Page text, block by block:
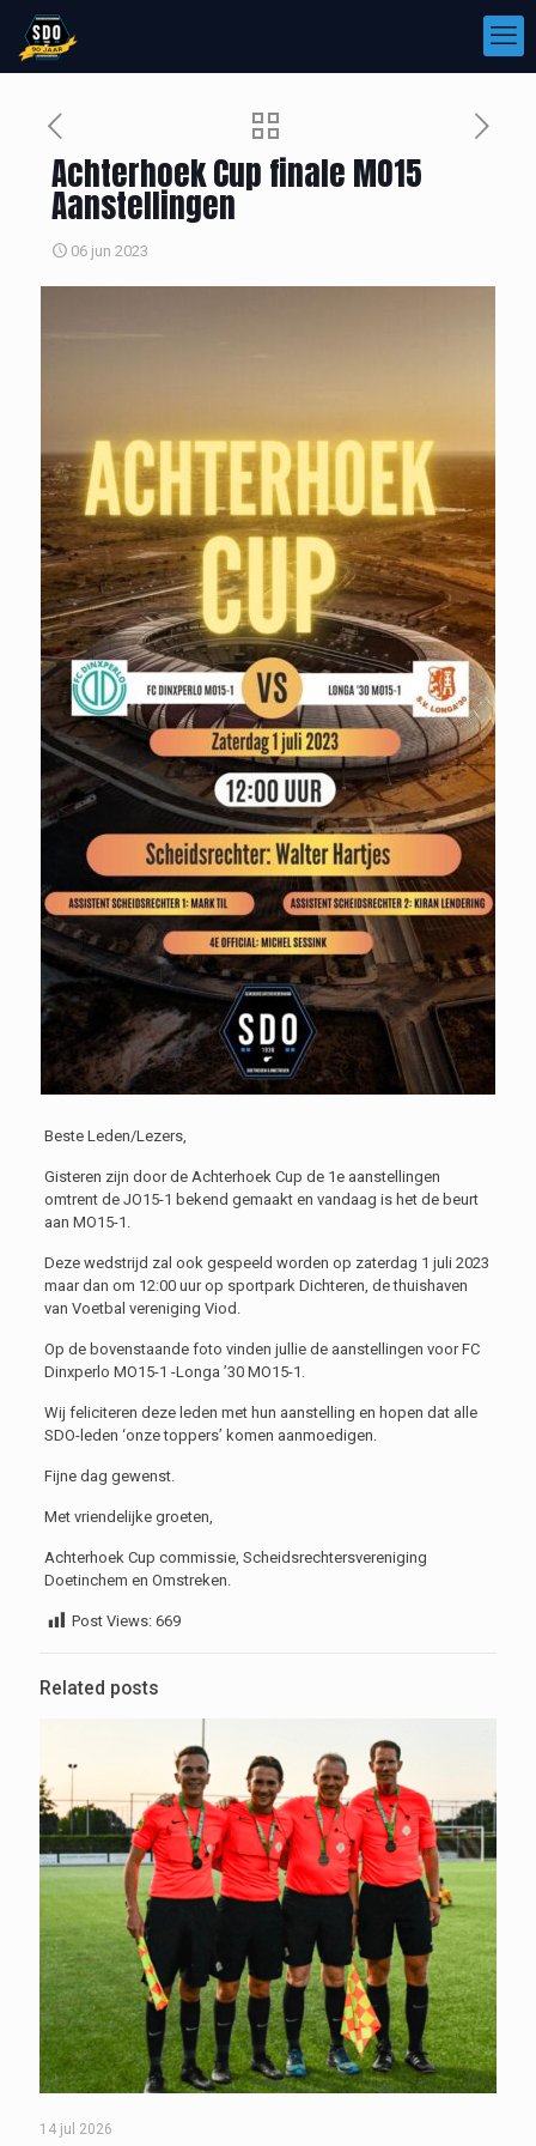
Achterhoek Cup finale MO15
Aanstellingen
06 jun 2023
Beste Leden/Lezers,
Gisteren zijn door de Achterhoek Cup de 1e aanstellingen
omtrent de JO15-1 bekend gemaakt en vandaag is het de beurt
aan MO15-1.
Deze wedstrijd zal ook gespeeld worden op zaterdag 1 juli 2023
maar dan om 12:00 uur op sportpark Dichteren, de thuishaven
van Voetbal vereniging Viod.
Op de bovenstaande foto vinden jullie de aanstellingen voor FC
Dinxperlo MO15-1 -Longa ’30 MO15-1.
Wij feliciteren deze leden met hun aanstelling en hopen dat alle
SDO-leden ‘onze toppers’ komen aanmoedigen.
Fijne dag gewenst.
Met vriendelijke groeten,
Achterhoek Cup commissie, Scheidsrechtersvereniging
Doetinchem en Omstreken.
Post Views: 669
Related posts
14 jul 2026